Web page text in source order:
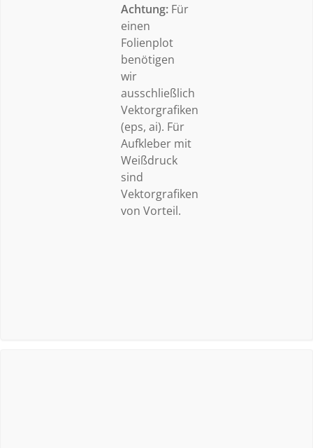
Achtung: Für
einen
Folienplot
benötigen
wir
ausschließlich
Vektorgrafiken
(eps, ai). Für
Aufkleber mit
Weißdruck
sind
Vektorgrafiken
von Vorteil.